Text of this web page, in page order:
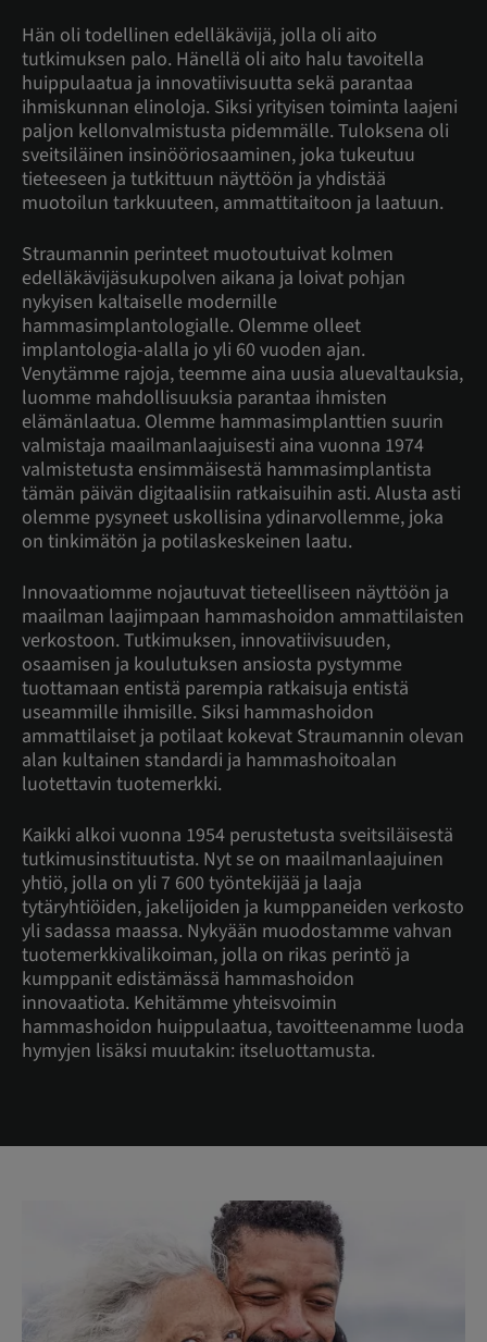
Hän oli todellinen edelläkävijä, jolla oli aito
tutkimuksen palo. Hänellä oli aito halu tavoitella
huippulaatua ja innovatiivisuutta sekä parantaa
ihmiskunnan elinoloja. Siksi yrityisen toiminta laajeni
paljon kellonvalmistusta pidemmälle. Tuloksena oli
sveitsiläinen insinööriosaaminen, joka tukeutuu
tieteeseen ja tutkittuun näyttöön ja yhdistää
muotoilun tarkkuuteen, ammattitaitoon ja laatuun.
Straumannin perinteet muotoutuivat kolmen
edelläkävijäsukupolven aikana ja loivat pohjan
nykyisen kaltaiselle modernille
hammasimplantologialle. Olemme olleet
implantologia-alalla jo yli 60 vuoden ajan.
Venytämme rajoja, teemme aina uusia aluevaltauksia,
luomme mahdollisuuksia parantaa ihmisten
elämänlaatua. Olemme hammasimplanttien suurin
valmistaja maailmanlaajuisesti aina vuonna 1974
valmistetusta ensimmäisestä hammasimplantista
tämän päivän digitaalisiin ratkaisuihin asti. Alusta asti
olemme pysyneet uskollisina ydinarvollemme, joka
on tinkimätön ja potilaskeskeinen laatu.
Innovaatiomme nojautuvat tieteelliseen näyttöön ja
maailman laajimpaan hammashoidon ammattilaisten
verkostoon. Tutkimuksen, innovatiivisuuden,
osaamisen ja koulutuksen ansiosta pystymme
tuottamaan entistä parempia ratkaisuja entistä
useammille ihmisille. Siksi hammashoidon
ammattilaiset ja potilaat kokevat Straumannin olevan
alan kultainen standardi ja hammashoitoalan
luotettavin tuotemerkki.
Kaikki alkoi vuonna 1954 perustetusta sveitsiläisestä
tutkimusinstituutista. Nyt se on maailmanlaajuinen
yhtiö, jolla on yli 7 600 työntekijää ja laaja
tytäryhtiöiden, jakelijoiden ja kumppaneiden verkosto
yli sadassa maassa. Nykyään muodostamme vahvan
tuotemerkkivalikoiman, jolla on rikas perintö ja
kumppanit edistämässä hammashoidon
innovaatiota. Kehitämme yhteisvoimin
hammashoidon huippulaatua, tavoitteenamme luoda
hymyjen lisäksi muutakin: itseluottamusta.